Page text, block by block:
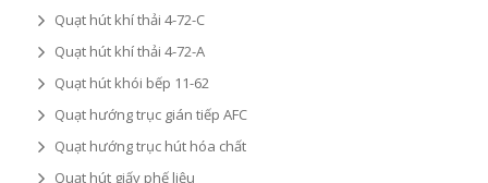
Quạt hút khí thải 4-72-C
Quạt hút khí thải 4-72-A
Quạt hút khói bếp 11-62
Quạt hướng trục gián tiếp AFC
Quạt hướng trục hút hóa chất
Quạt hút giấy phế liệu